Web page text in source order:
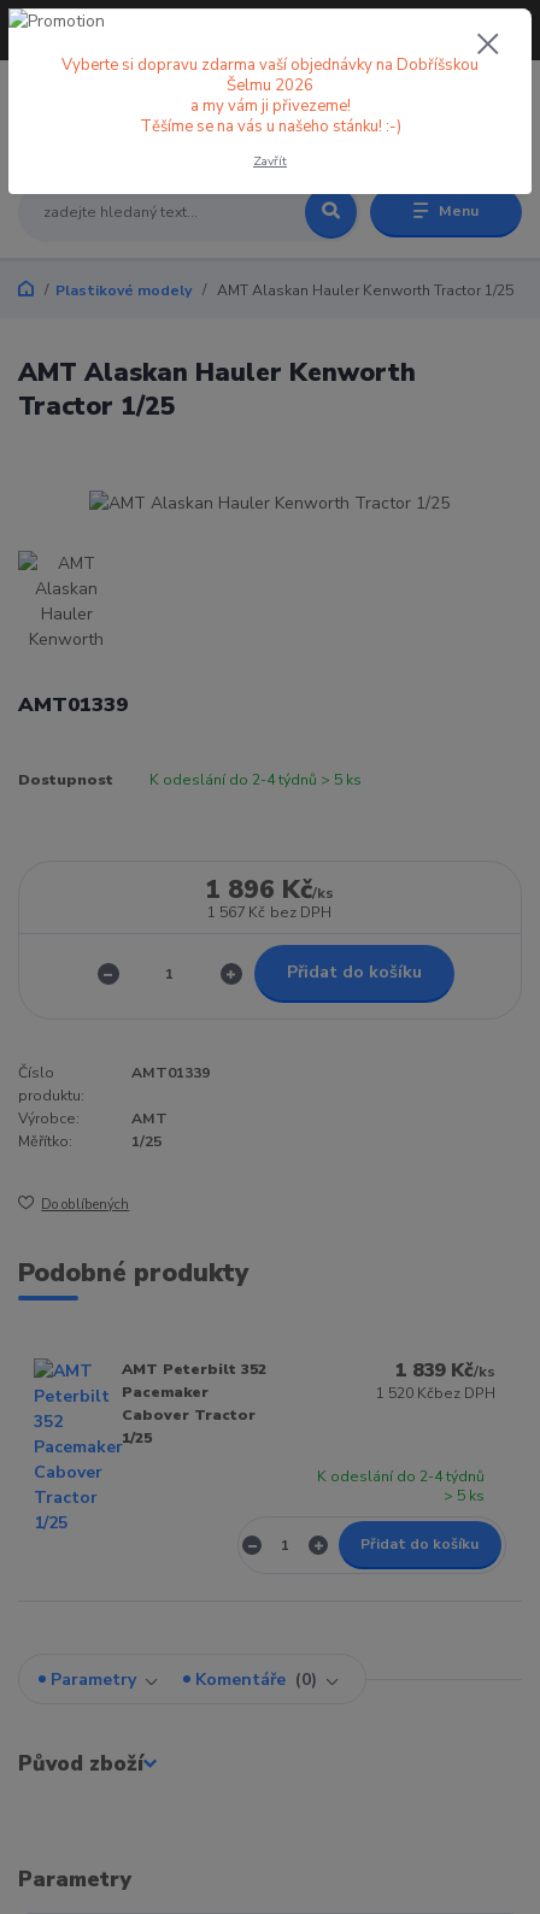
Menu
+420 773 998 582
Plastikové modely AMT Alaskan Hauler Kenworth Tractor 1/25
AMT Alaskan Hauler Kenworth
Tractor 1/25
AMT01339
Dostupnost K odeslání do 2-4 týdnů > 5 ks
1 896 Kč/ks
1 567 Kč bez DPH
Přidat do košíku
Číslo
produktu:
AMT01339
Výrobce:
AMT
Měřítko:
1/25
Do oblíbených
Podobné produkty
AMT Peterbilt 352
Pacemaker
Cabover Tractor
1/25
1 839 Kč/ks
1 520 Kčbez DPH
K odeslání do 2-4 týdnů
> 5 ks
Přidat do košíku
Parametry Komentáře 0
Původ zboží
Parametry
Vyberte si dopravu zdarma vaší objednávky na Dobříšskou
Šelmu 2026
a my vám ji přivezeme!
Těšíme se na vás u našeho stánku! :-)
Zavřít